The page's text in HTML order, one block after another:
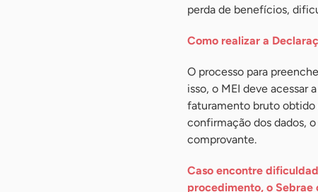
perda de benefícios,
Como realizar a
O processo para
isso, o MEI deve acessar
faturamento bruto obtido
confirmação dos dados,
comprovante.
Caso encontre
procedimento, o